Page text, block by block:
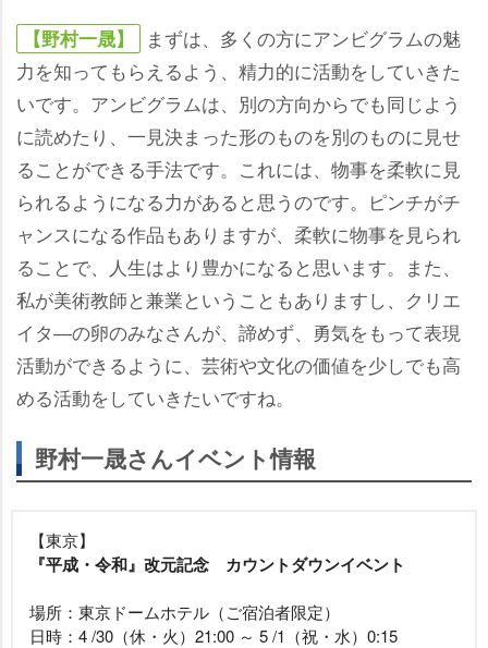
【野村一晟】
まずは、多くの方にアンビグラムの魅
力を知ってもらえるよう、精力的に活動をしていきた
いです。アンビグラムは、別の方向からでも同じよう
に読めたり、一見決まった形のものを別のものに見せ
ることができる手法です。これには、物事を柔軟に見
られるようになる力があると思うのです。ピンチがチ
ャンスになる作品もありますが、柔軟に物事を見られ
ることで、人生はより豊かになると思います。また、
私が美術教師と兼業ということもありますし、クリエ
イタ―の卵のみなさんが、諦めず、勇気をもって表現
活動ができるように、芸術や文化の価値を少しでも高
める活動をしていきたいですね。
野村一晟さんイベント情報
【東京】
『平成・令和』改元記念 カウントダウンイベント
場所：東京ドームホテル（ご宿泊者限定）
日時：4 /30（休・火）21:00 ～ 5 /1（祝・水）0:15